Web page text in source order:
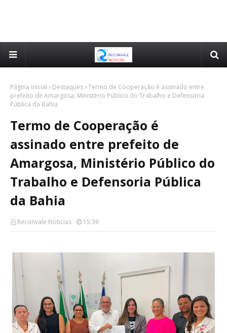
Página inicial Destaques Termo de Cooperação é assinado entre
prefeito de Amargosa, Ministério Público do Trabalho e Defensoria
Pública da Bahia
Termo de Cooperação é
assinado entre prefeito de
Amargosa, Ministério Público do
Trabalho e Defensoria Pública
da Bahia
Reconvale Noticias 15:36